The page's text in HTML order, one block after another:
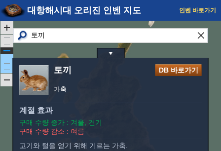
대항해시대 오리진 인벤 지도 인벤 바로가기
토끼
가축
DB 바로가기
계절 효과
구매 수량 증가 : 겨울, 건기
구매 수량 감소 : 여름
고기와 털을 얻기 위해 기르는 가축.